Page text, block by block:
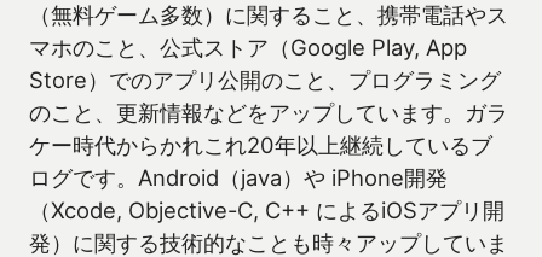
（無料ゲーム多数）に関すること、携帯電話やス
マホのこと、公式ストア（Google Play, App
Store）でのアプリ公開のこと、プログラミング
のこと、更新情報などをアップしています。ガラ
ケー時代からかれこれ20年以上継続しているブ
ログです。Android（java）や iPhone開発
（Xcode, Objective-C, C++ によるiOSアプリ開
発）に関する技術的なことも時々アップしていま